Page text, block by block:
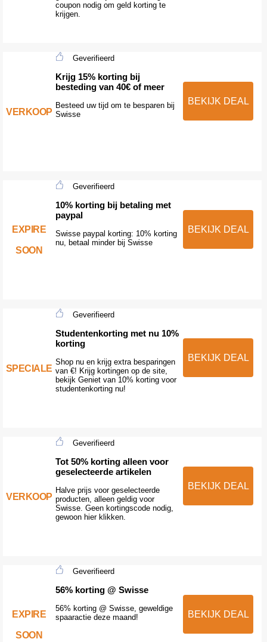
coupon nodig om geld korting te
krijgen.
VERKOOP
Geverifieerd
Krijg 15% korting bij
besteding van 40€ of meer
Besteed uw tijd om te besparen bij
Swisse
BEKIJK DEAL
EXPIRE
SOON
Geverifieerd
10% korting bij betaling met
paypal
Swisse paypal korting: 10% korting
nu, betaal minder bij Swisse
BEKIJK DEAL
SPECIALE
Geverifieerd
Studentenkorting met nu 10%
korting
Shop nu en krijg extra besparingen
van €! Krijg kortingen op de site,
bekijk Geniet van 10% korting voor
studentenkorting nu!
BEKIJK DEAL
VERKOOP
Geverifieerd
Tot 50% korting alleen voor
geselecteerde artikelen
Halve prijs voor geselecteerde
producten, alleen geldig voor
Swisse. Geen kortingscode nodig,
gewoon hier klikken.
BEKIJK DEAL
EXPIRE
SOON
Geverifieerd
56% korting @ Swisse
56% korting @ Swisse, geweldige
spaaractie deze maand!
BEKIJK DEAL